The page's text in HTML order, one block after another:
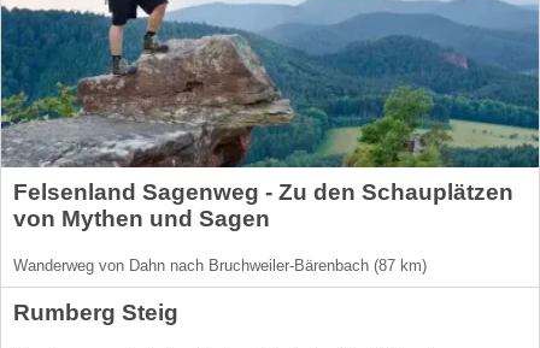
Felsenland Sagenweg - Zu den Schauplätzen
von Mythen und Sagen
Wanderweg von Dahn nach Bruchweiler-Bärenbach (87 km)
Rumberg Steig